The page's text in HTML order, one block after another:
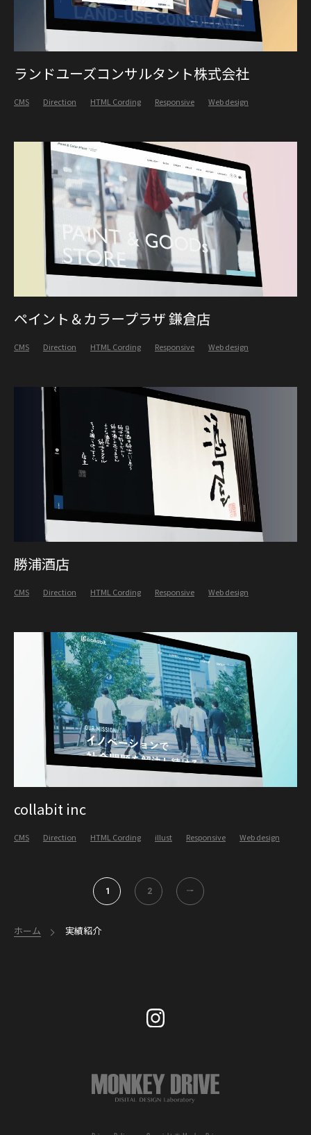
ランドユーズコンサルタント株式会社
CMS Direction HTML Cording Responsive Web design
ペイント＆カラープラザ 鎌倉店
CMS Direction HTML Cording Responsive Web design
勝浦酒店
CMS Direction HTML Cording Responsive Web design
collabit inc
CMS Direction HTML Cording illust Responsive Web design
1 2 >
ホーム 実績紹介